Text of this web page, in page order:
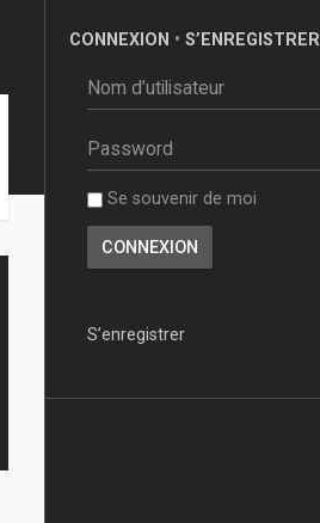
CONNEXION • S’ENREGISTRER
Se souvenir de moi
S’enregistrer